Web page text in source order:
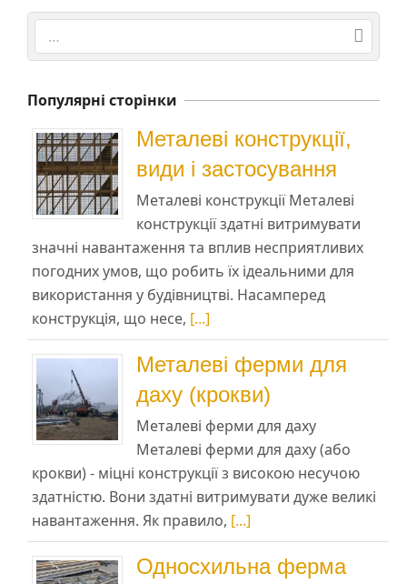
Search
Популярні сторінки
Металеві конструкції,
види і застосування
Металеві конструкції Металеві
конструкції здатні витримувати
значні навантаження та вплив несприятливих
погодних умов, що робить їх ідеальними для
використання у будівництві. Насамперед
конструкція, що несе, [...]
Металеві ферми для
даху (крокви)
Металеві ферми для даху
Металеві ферми для даху (або
крокви) - міцні конструкції з високою несучою
здатністю. Вони здатні витримувати дуже великі
навантаження. Як правило, [...]
Односхильна ферма